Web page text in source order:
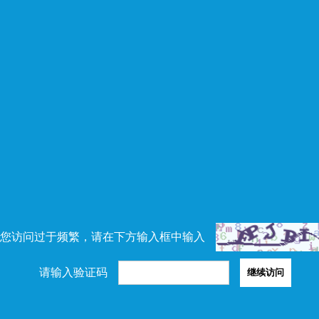
访问过于频繁，请在下方输入框中输入
请输入验证码 继续访问